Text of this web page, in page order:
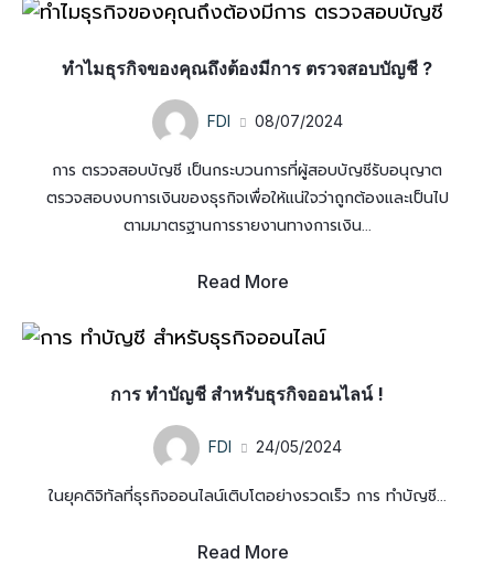
ทำไมธุรกิจของคุณถึงต้องมีการ ตรวจสอบบัญชี ?
FDI 08/07/2024
การ ตรวจสอบบัญชี เป็นกระบวนการที่ผู้สอบบัญชีรับอนุญาต
ตรวจสอบงบการเงินของธุรกิจเพื่อให้แน่ใจว่าถูกต้องและเป็นไป
ตามมาตรฐานการรายงานทางการเงิน...
Read More
การ ทำบัญชี สำหรับธุรกิจออนไลน์ !
FDI 24/05/2024
ในยุคดิจิทัลที่ธุรกิจออนไลน์เติบโตอย่างรวดเร็ว การ ทำบัญชี...
Read More